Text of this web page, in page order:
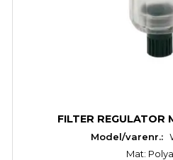
FILTER REGULATOR
Model/varenr.:
Mat: